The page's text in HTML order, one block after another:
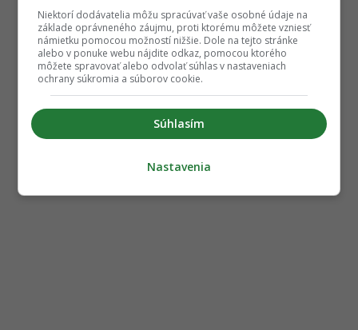
Niektorí dodávatelia môžu spracúvať vaše osobné údaje na
základe oprávneného záujmu, proti ktorému môžete vzniesť
námietku pomocou možností nižšie. Dole na tejto stránke
alebo v ponuke webu nájdite odkaz, pomocou ktorého
môžete spravovať alebo odvolať súhlas v nastaveniach
ochrany súkromia a súborov cookie.
Súhlasím
Nastavenia